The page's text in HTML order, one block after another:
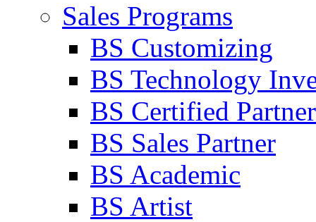
Sales Programs
BS Customizing
BS Technology
BS Certified Partner
BS Sales Partner
BS Academic
BS Artist